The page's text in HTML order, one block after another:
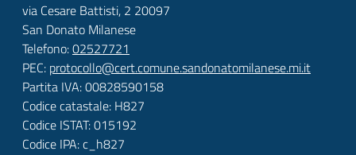
via Cesare Battisti, 2 20097
San Donato Milanese
Telefono:02527721
PEC: protocollo@cert.comune.sandonatomilanese.mi.it
Partita IVA: 00828590158
Codice catastale: H827
Codice ISTAT: 015192
Codice IPA: c_h827